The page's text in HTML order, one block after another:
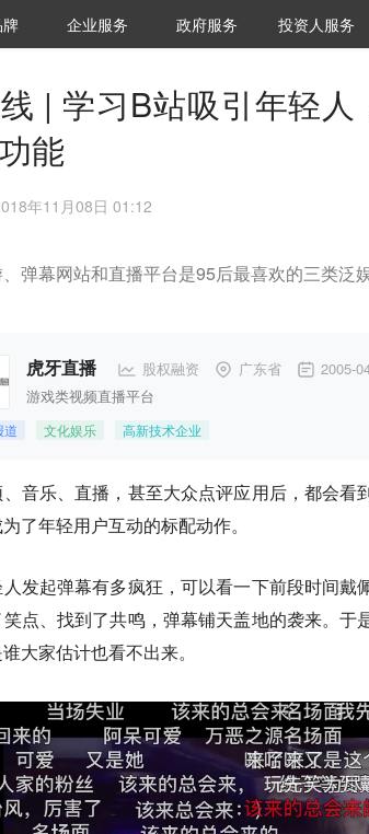
36Kr研究院
企业服务 城市之窗
政府服务 VClub投资机构库
投资机构职位推介
投资人服务
| 学习B站吸引年轻
能
年11月08日 01:12
弹幕网站和直播平台是95后最喜欢的三类泛
虎牙直播 股权融资 广东省 2005-
游戏类视频直播平台
道 文化娱乐 高新技术企业
音乐、直播，甚至大众点评应用后，都会
了年轻用户互动的标配动作。
发起弹幕有多疯狂，可以看一下前段时间
点、找到了共鸣，弹幕铺天盖地的袭来。
大家估计也看不出来。